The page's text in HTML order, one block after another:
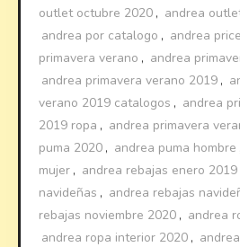
outlet octubre 2020 , andrea
andrea por catalogo , andrea
primavera verano , andrea
andrea primavera verano 2019 ,
verano 2019 catalogos , andrea
2019 ropa , andrea primavera
puma 2020 , andrea puma hombre
mujer , andrea rebajas enero 2019
navideñas , andrea rebajas
rebajas noviembre 2020 , andrea
andrea ropa interior 2020 ,